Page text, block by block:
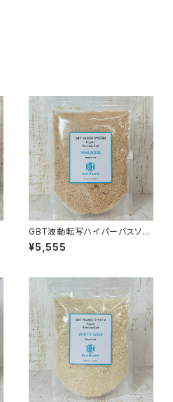
GBT波動転写ハイパーバスソル
¥5,555